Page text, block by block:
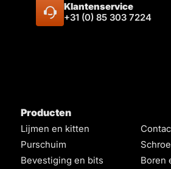
Klantenservice
+31 (0) 85 303 7224
Producten
Lijmen en kitten
Purschuim
Bevestiging en bits
Boren